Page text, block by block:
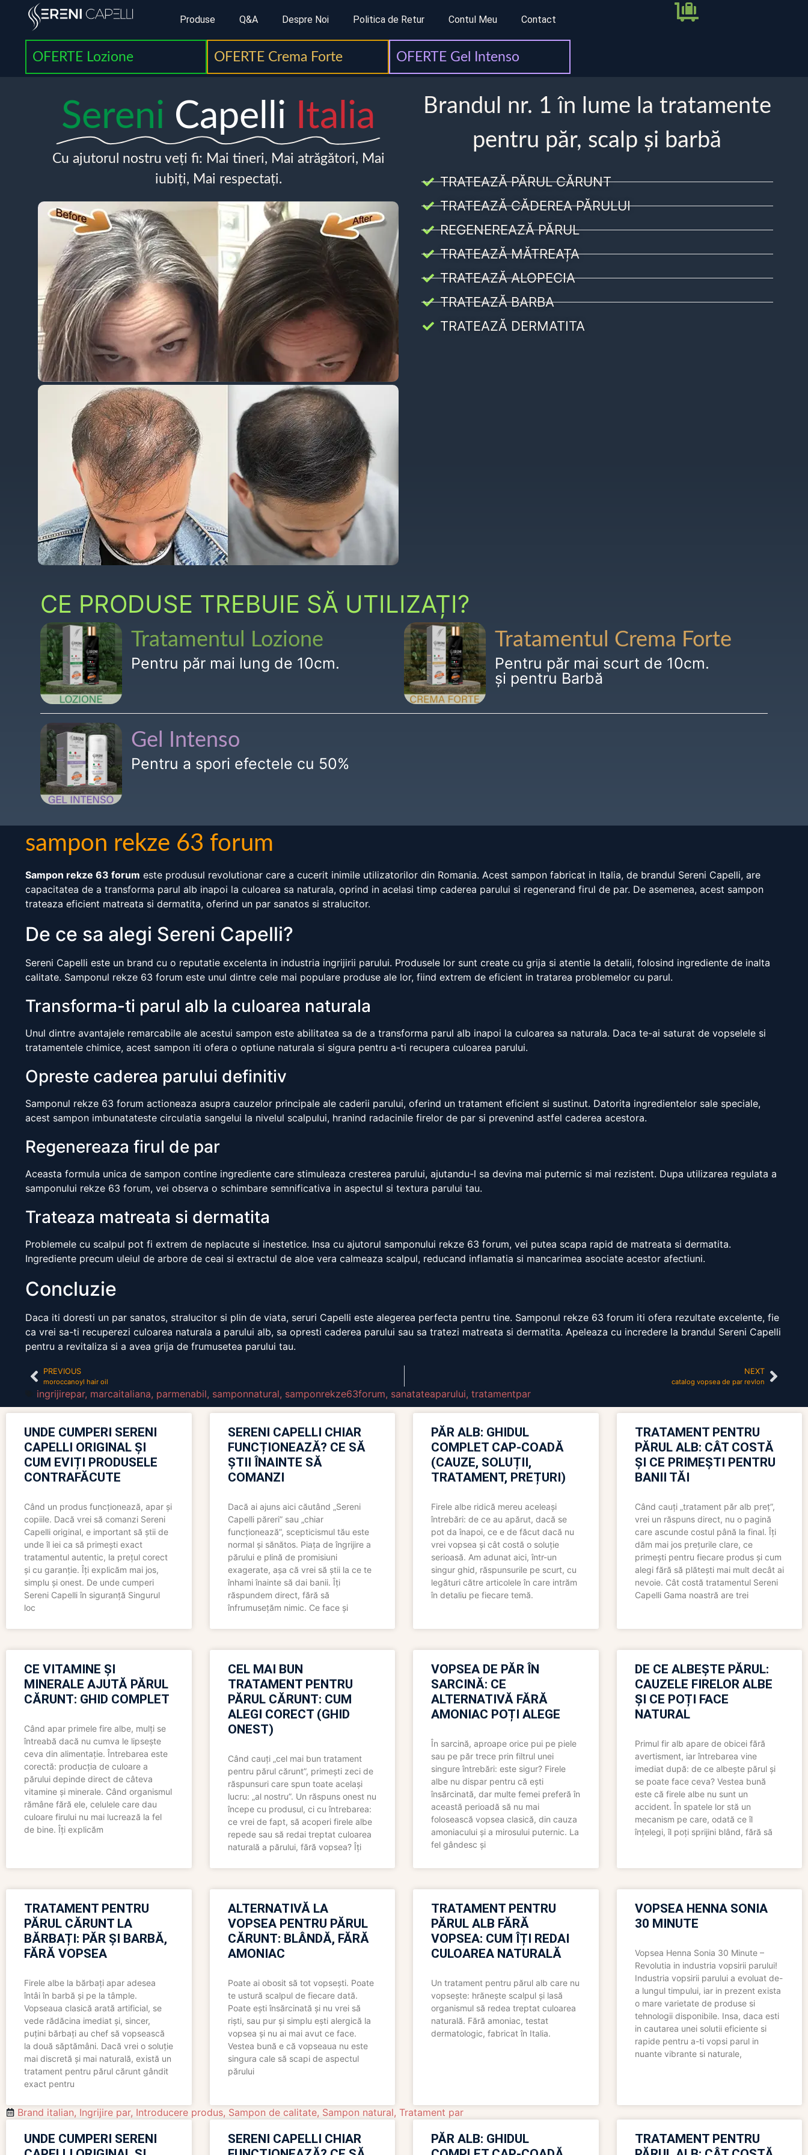
Produse Q&A Despre Noi Politica de Retur Contul Meu Contact
OFERTE Lozione OFERTE Crema Forte OFERTE Gel Intenso
Sereni Capelli Italia
Cu ajutorul nostru veți fi: Mai tineri, Mai atrăgători, Mai
iubiți, Mai respectați.
Brandul nr. 1 în lume la tratamente
pentru păr, scalp și barbă
TRATEAZĂ PĂRUL CĂRUNT
TRATEAZĂ CĂDEREA PĂRULUI
REGENEREAZĂ PĂRUL
TRATEAZĂ MĂTREAȚA
TRATEAZĂ ALOPECIA
TRATEAZĂ BARBA
TRATEAZĂ DERMATITA
CE PRODUSE TREBUIE SĂ UTILIZAȚI?
Tratamentul Lozione
Pentru păr mai lung de 10cm.
Tratamentul Crema Forte
Pentru păr mai scurt de 10cm.
și pentru Barbă
Gel Intenso
Pentru a spori efectele cu 50%
sampon rekze 63 forum
Sampon rekze 63 forum este produsul revolutionar care a cucerit inimile utilizatorilor din Romania. Acest sampon fabricat in Italia, de brandul Sereni Capelli, are
capacitatea de a transforma parul alb inapoi la culoarea sa naturala, oprind in acelasi timp caderea parului si regenerand firul de par. De asemenea, acest sampon
trateaza eficient matreata si dermatita, oferind un par sanatos si stralucitor.
De ce sa alegi Sereni Capelli?
Sereni Capelli este un brand cu o reputatie excelenta in industria ingrijirii parului. Produsele lor sunt create cu grija si atentie la detalii, folosind ingrediente de inalta
calitate. Samponul rekze 63 forum este unul dintre cele mai populare produse ale lor, fiind extrem de eficient in tratarea problemelor cu parul.
Transforma-ti parul alb la culoarea naturala
Unul dintre avantajele remarcabile ale acestui sampon este abilitatea sa de a transforma parul alb inapoi la culoarea sa naturala. Daca te-ai saturat de vopselele si
tratamentele chimice, acest sampon iti ofera o optiune naturala si sigura pentru a-ti recupera culoarea parului.
Opreste caderea parului definitiv
Samponul rekze 63 forum actioneaza asupra cauzelor principale ale caderii parului, oferind un tratament eficient si sustinut. Datorita ingredientelor sale speciale,
acest sampon imbunatateste circulatia sangelui la nivelul scalpului, hranind radacinile firelor de par si prevenind astfel caderea acestora.
Regenereaza firul de par
Aceasta formula unica de sampon contine ingrediente care stimuleaza cresterea parului, ajutandu-l sa devina mai puternic si mai rezistent. Dupa utilizarea regulata a
samponului rekze 63 forum, vei observa o schimbare semnificativa in aspectul si textura parului tau.
Trateaza matreata si dermatita
Problemele cu scalpul pot fi extrem de neplacute si inestetice. Insa cu ajutorul samponului rekze 63 forum, vei putea scapa rapid de matreata si dermatita.
Ingrediente precum uleiul de arbore de ceai si extractul de aloe vera calmeaza scalpul, reducand inflamatia si mancarimea asociate acestor afectiuni.
Concluzie
Daca iti doresti un par sanatos, stralucitor si plin de viata, seruri Capelli este alegerea perfecta pentru tine. Samponul rekze 63 forum iti ofera rezultate excelente, fie
ca vrei sa-ti recuperezi culoarea naturala a parului alb, sa opresti caderea parului sau sa tratezi matreata si dermatita. Apeleaza cu incredere la brandul Sereni Capelli
pentru a revitaliza si a avea grija de frumusetea parului tau.
PREVIOUS
moroccanoyl hair oil
NEXT
catalog vopsea de par revlon
ingrijirepar, marcaitaliana, parmenabil, samponnatural, samponrekze63forum, sanatateaparului, tratamentpar
UNDE CUMPERI SERENI
CAPELLI ORIGINAL ȘI
CUM EVIȚI PRODUSELE
CONTRAFĂCUTE
Când un produs funcționează, apar și
copiile. Dacă vrei să comanzi Sereni
Capelli original, e important să știi de
unde îl iei ca să primești exact
tratamentul autentic, la prețul corect
și cu garanție. Îți explicăm mai jos,
simplu și onest. De unde cumperi
Sereni Capelli în siguranță Singurul
loc
SERENI CAPELLI CHIAR
FUNCȚIONEAZĂ? CE SĂ
ȘTII ÎNAINTE SĂ
COMANZI
Dacă ai ajuns aici căutând „Sereni
Capelli păreri” sau „chiar
funcționează”, scepticismul tău este
normal și sănătos. Piața de îngrijire a
părului e plină de promisiuni
exagerate, așa că vrei să știi la ce te
înhami înainte să dai banii. Îți
răspundem direct, fără să
înfrumusețăm nimic. Ce face și
PĂR ALB: GHIDUL
COMPLET CAP-COADĂ
(CAUZE, SOLUȚII,
TRATAMENT, PREȚURI)
Firele albe ridică mereu aceleași
întrebări: de ce au apărut, dacă se
pot da înapoi, ce e de făcut dacă nu
vrei vopsea și cât costă o soluție
serioasă. Am adunat aici, într-un
singur ghid, răspunsurile pe scurt, cu
legături către articolele în care intrăm
în detaliu pe fiecare temă.
TRATAMENT PENTRU
PĂRUL ALB: CÂT COSTĂ
ȘI CE PRIMEȘTI PENTRU
BANII TĂI
Când cauți „tratament păr alb preț”,
vrei un răspuns direct, nu o pagină
care ascunde costul până la final. Îți
dăm mai jos prețurile clare, ce
primești pentru fiecare produs și cum
alegi fără să plătești mai mult decât ai
nevoie. Cât costă tratamentul Sereni
Capelli Gama noastră are trei
CE VITAMINE ȘI
MINERALE AJUTĂ PĂRUL
CĂRUNT: GHID COMPLET
Când apar primele fire albe, mulți se
întreabă dacă nu cumva le lipsește
ceva din alimentație. Întrebarea este
corectă: producția de culoare a
părului depinde direct de câteva
vitamine și minerale. Când organismul
rămâne fără ele, celulele care dau
culoare firului nu mai lucrează la fel
de bine. Îți explicăm
CEL MAI BUN
TRATAMENT PENTRU
PĂRUL CĂRUNT: CUM
ALEGI CORECT (GHID
ONEST)
Când cauți „cel mai bun tratament
pentru părul cărunt”, primești zeci de
răspunsuri care spun toate același
lucru: „al nostru”. Un răspuns onest nu
începe cu produsul, ci cu întrebarea:
ce vrei de fapt, să acoperi firele albe
repede sau să redai treptat culoarea
naturală a părului, fără vopsea? Îți
VOPSEA DE PĂR ÎN
SARCINĂ: CE
ALTERNATIVĂ FĂRĂ
AMONIAC POȚI ALEGE
În sarcină, aproape orice pui pe piele
sau pe păr trece prin filtrul unei
singure întrebări: este sigur? Firele
albe nu dispar pentru că ești
însărcinată, dar multe femei preferă în
această perioadă să nu mai
folosească vopsea clasică, din cauza
amoniacului și a mirosului puternic. La
fel gândesc și
DE CE ALBEȘTE PĂRUL:
CAUZELE FIRELOR ALBE
ȘI CE POȚI FACE
NATURAL
Primul fir alb apare de obicei fără
avertisment, iar întrebarea vine
imediat după: de ce albește părul și
se poate face ceva? Vestea bună
este că firele albe nu sunt un
accident. În spatele lor stă un
mecanism pe care, odată ce îl
înțelegi, îl poți sprijini blând, fără să
TRATAMENT PENTRU
PĂRUL CĂRUNT LA
BĂRBAȚI: PĂR ȘI BARBĂ,
FĂRĂ VOPSEA
Firele albe la bărbați apar adesea
întâi în barbă și pe la tâmple.
Vopseaua clasică arată artificial, se
vede rădăcina imediat și, sincer,
puțini bărbați au chef să vopsească
la două săptămâni. Dacă vrei o soluție
mai discretă și mai naturală, există un
tratament pentru părul cărunt gândit
exact pentru
ALTERNATIVĂ LA
VOPSEA PENTRU PĂRUL
CĂRUNT: BLÂNDĂ, FĂRĂ
AMONIAC
Poate ai obosit să tot vopsești. Poate
te ustură scalpul de fiecare dată.
Poate ești însărcinată și nu vrei să
riști, sau pur și simplu ești alergică la
vopsea și nu ai mai avut ce face.
Vestea bună e că vopseaua nu este
singura cale să scapi de aspectul
părului
TRATAMENT PENTRU
PĂRUL ALB FĂRĂ
VOPSEA: CUM ÎȚI REDAI
CULOAREA NATURALĂ
Un tratament pentru părul alb care nu
vopsește: hrănește scalpul și lasă
organismul să redea treptat culoarea
naturală. Fără amoniac, testat
dermatologic, fabricat în Italia.
VOPSEA HENNA SONIA
30 MINUTE
Vopsea Henna Sonia 30 Minute –
Revolutia in industria vopsirii parului!
Industria vopsirii parului a evoluat de-
a lungul timpului, iar in prezent exista
o mare varietate de produse si
tehnologii disponibile. Insa, daca esti
in cautarea unei solutii eficiente si
rapide pentru a-ti vopsi parul in
nuante vibrante si naturale,
Brand italian, Ingrijire par, Introducere produs, Sampon de calitate, Sampon natural, Tratament par
UNDE CUMPERI SERENI
SERENI CAPELLI CHIAR
PĂR ALB: GHIDUL
TRATAMENT PENTRU